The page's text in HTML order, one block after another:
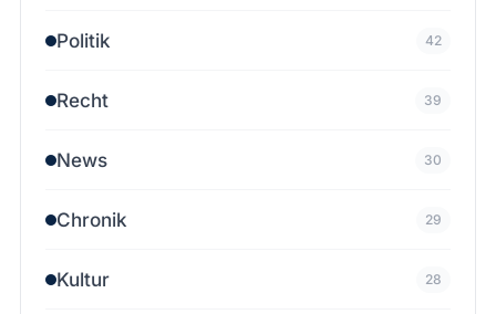
Politik 42
Recht 39
News 30
Chronik 29
Kultur 28